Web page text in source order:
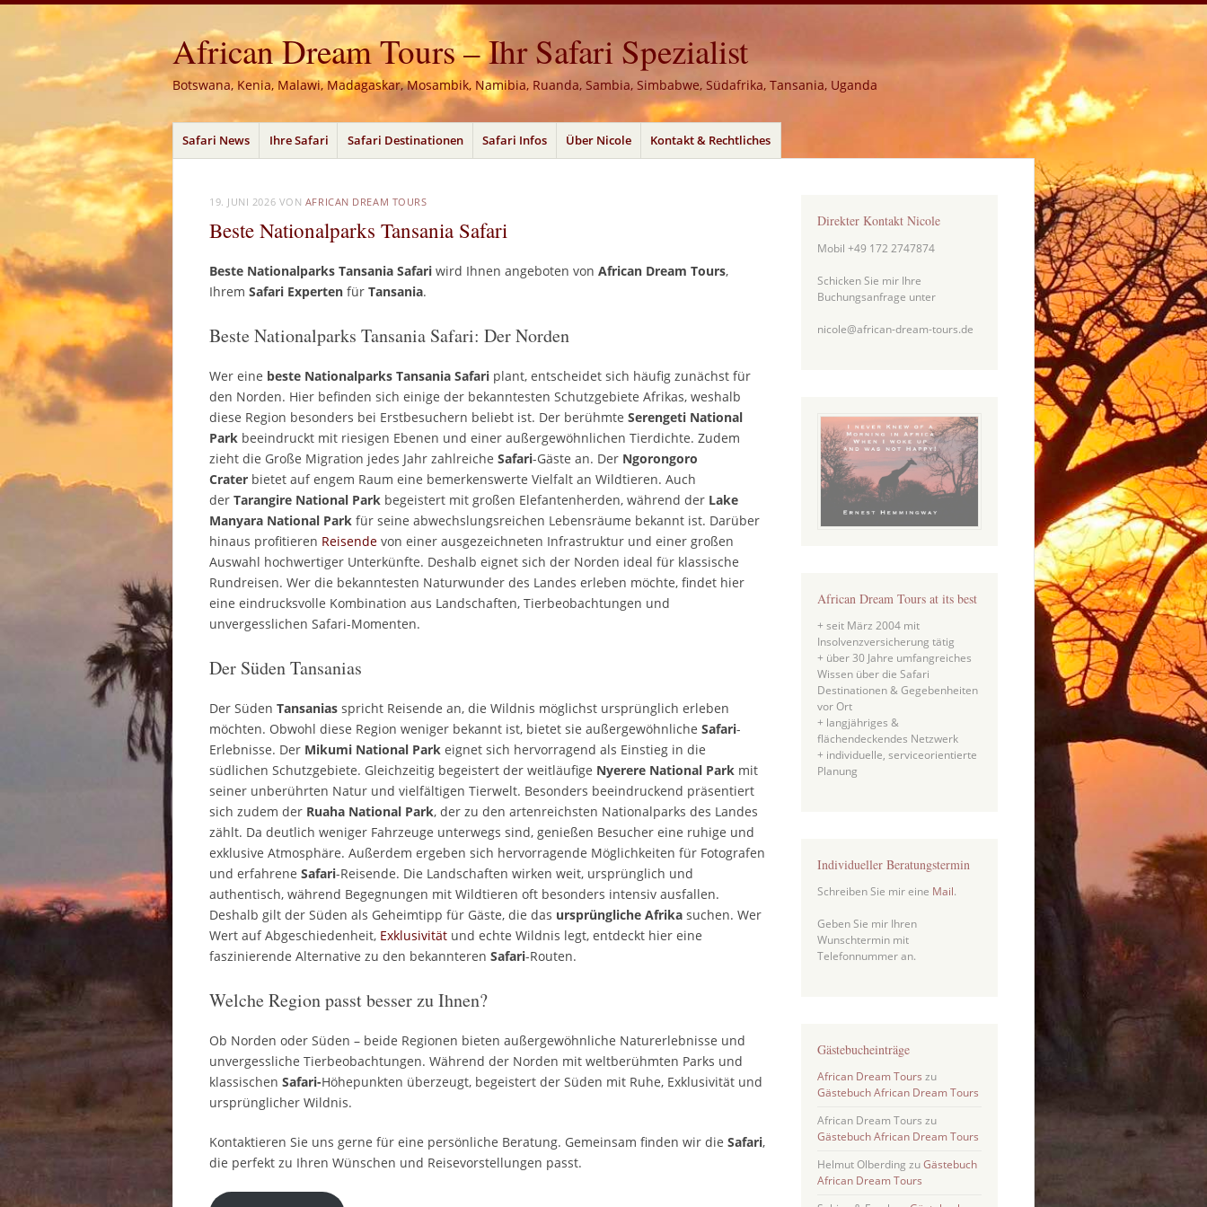
African Dream Tours – Ihr Safari Spezialist
Botswana, Kenia, Malawi, Madagaskar, Mosambik, Namibia, Ruanda, Sambia, Simbabwe, Südafrika, Tansania, Uganda
Menü
Zum
Inhalt
Safari News Ihre Safari Safari Destinationen Safari Infos Über Nicole Kontakt & Rechtliches
19. JUNI 2026 VON AFRICAN DREAM TOURS
Beste Nationalparks Tansania Safari
Beste Nationalparks Tansania Safari wird Ihnen angeboten von African Dream Tours,
Ihrem Safari Experten für Tansania.
Beste Nationalparks Tansania Safari: Der Norden
Wer eine beste Nationalparks Tansania Safari plant, entscheidet sich häufig zunächst für
den Norden. Hier befinden sich einige der bekanntesten Schutzgebiete Afrikas, weshalb
diese Region besonders bei Erstbesuchern beliebt ist. Der berühmte Serengeti National
Park beeindruckt mit riesigen Ebenen und einer außergewöhnlichen Tierdichte. Zudem
zieht die Große Migration jedes Jahr zahlreiche Safari-Gäste an. Der Ngorongoro
Crater bietet auf engem Raum eine bemerkenswerte Vielfalt an Wildtieren. Auch
der Tarangire National Park begeistert mit großen Elefantenherden, während der Lake
Manyara National Park für seine abwechslungsreichen Lebensräume bekannt ist. Darüber
hinaus profitieren Reisende von einer ausgezeichneten Infrastruktur und einer großen
Auswahl hochwertiger Unterkünfte. Deshalb eignet sich der Norden ideal für klassische
Rundreisen. Wer die bekanntesten Naturwunder des Landes erleben möchte, findet hier
eine eindrucksvolle Kombination aus Landschaften, Tierbeobachtungen und
unvergesslichen Safari-Momenten.
Der Süden Tansanias
Der Süden Tansanias spricht Reisende an, die Wildnis möglichst ursprünglich erleben
möchten. Obwohl diese Region weniger bekannt ist, bietet sie außergewöhnliche Safari-
Erlebnisse. Der Mikumi National Park eignet sich hervorragend als Einstieg in die
südlichen Schutzgebiete. Gleichzeitig begeistert der weitläufige Nyerere National Park mit
seiner unberührten Natur und vielfältigen Tierwelt. Besonders beeindruckend präsentiert
sich zudem der Ruaha National Park, der zu den artenreichsten Nationalparks des Landes
zählt. Da deutlich weniger Fahrzeuge unterwegs sind, genießen Besucher eine ruhige und
exklusive Atmosphäre. Außerdem ergeben sich hervorragende Möglichkeiten für Fotografen
und erfahrene Safari-Reisende. Die Landschaften wirken weit, ursprünglich und
authentisch, während Begegnungen mit Wildtieren oft besonders intensiv ausfallen.
Deshalb gilt der Süden als Geheimtipp für Gäste, die das ursprüngliche Afrika suchen. Wer
Wert auf Abgeschiedenheit, Exklusivität und echte Wildnis legt, entdeckt hier eine
faszinierende Alternative zu den bekannteren Safari-Routen.
Welche Region passt besser zu Ihnen?
Ob Norden oder Süden – beide Regionen bieten außergewöhnliche Naturerlebnisse und
unvergessliche Tierbeobachtungen. Während der Norden mit weltberühmten Parks und
klassischen Safari-Höhepunkten überzeugt, begeistert der Süden mit Ruhe, Exklusivität und
ursprünglicher Wildnis.
Kontaktieren Sie uns gerne für eine persönliche Beratung. Gemeinsam finden wir die Safari,
die perfekt zu Ihren Wünschen und Reisevorstellungen passt.
Direkter Kontakt Nicole
Mobil +49 172 2747874
Schicken Sie mir Ihre
Buchungsanfrage unter
nicole@african-dream-tours.de
African Dream Tours at its best
+ seit März 2004 mit
Insolvenzversicherung tätig
+ über 30 Jahre umfangreiches
Wissen über die Safari
Destinationen & Gegebenheiten
vor Ort
+ langjähriges &
flächendeckendes Netzwerk
+ individuelle, serviceorientierte
Planung
Individueller Beratungstermin
Schreiben Sie mir eine Mail.
Geben Sie mir Ihren
Wunschtermin mit
Telefonnummer an.
Gästebucheinträge
African Dream Tours zu
Gästebuch African Dream Tours
African Dream Tours zu
Gästebuch African Dream Tours
Helmut Olberding zuGästebuch
African Dream Tours